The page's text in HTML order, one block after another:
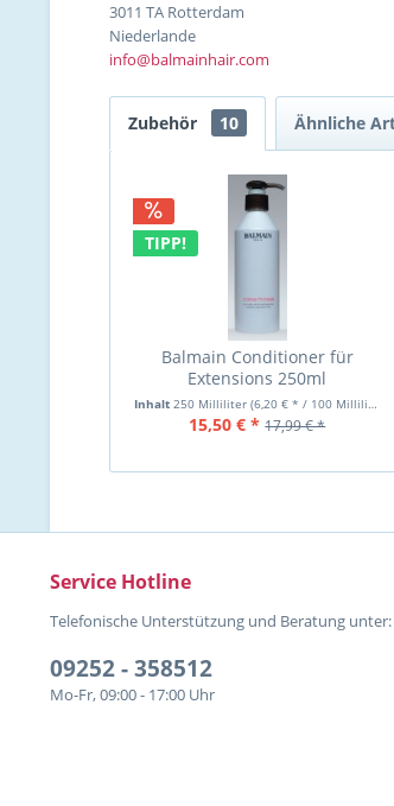
3011 TA Rotterdam
Niederlande
info@balmainhair.com
Zubehör 10 Ähnliche
TIPP!
Balmain Conditioner für
Extensions 250ml
Inhalt 250 Milliliter (6,20 € * / 100 Milliliter)
15,50 € * 17,99 € *
Service Hotline
Telefonische Unterstützung und Beratung unter:
09252 - 358512
Mo-Fr, 09:00 - 17:00 Uhr